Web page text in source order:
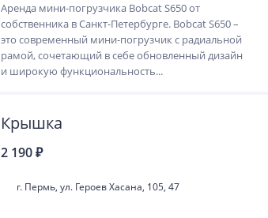
Аренда мини-погрузчика Bobcat S650 от
собственника в Санкт-Петербурге. Bobcat S650 –
это современный мини-погрузчик с радиальной
рамой, сочетающий в себе обновленный дизайн
и широкую функциональность...
Крышка
2 190 ₽
г. Пермь, ул. Героев Хасана, 105, 47